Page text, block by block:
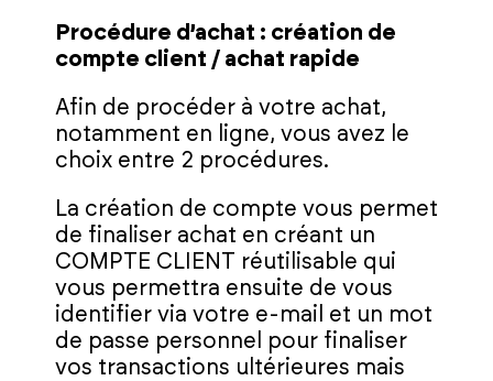
Procédure d’achat : création de
compte client / achat rapide
Afin de procéder à votre achat,
notamment en ligne, vous avez le
choix entre 2 procédures.
La création de compte vous permet
de finaliser achat en créant un
COMPTE CLIENT réutilisable qui
vous permettra ensuite de vous
identifier via votre e‑mail et un mot
de passe personnel pour finaliser
vos transactions ultérieures mais